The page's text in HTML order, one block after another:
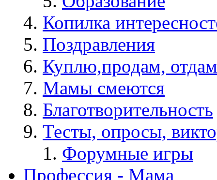
Копилка
Поздравления
Куплю,продам,
Мамы смеются
Благотворительность
Тесты, опросы,
Форумные игры
Профессия - Мама